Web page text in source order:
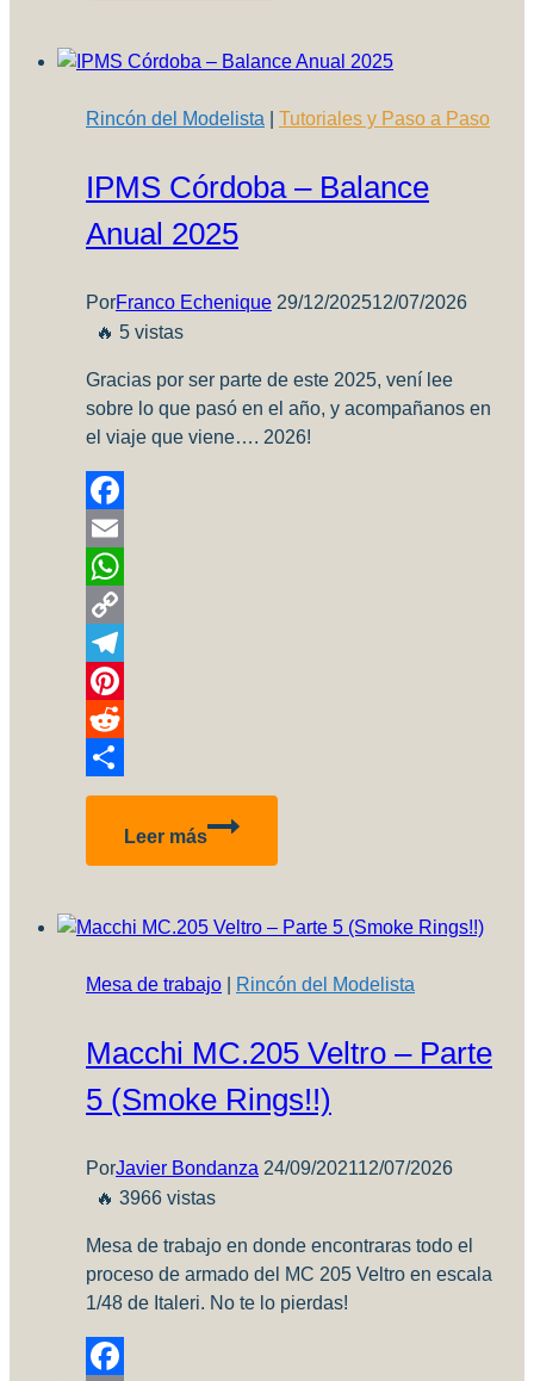
u
Rincón del Modelista
Tutoriales y Paso a Paso
IPMS Córdoba – Balance
Anual 2025
PorFranco Echenique 29/12/202512/07/2026
🔥 5 vistas
Gracias por ser parte de este 2025, vení lee
sobre lo que pasó en el año, y acompañanos en
el viaje que viene…. 2026!
Facebook
Email
WhatsApp
Copy
Link
Telegram
Pinterest
Reddit
Compartir
Leer más
IPMS
Anual
Mesa de trabajo
Rincón del Modelista
Macchi MC.205 Veltro – Parte
5 (Smoke Rings!!)
PorJavier Bondanza 24/09/202112/07/2026
🔥 3966 vistas
Mesa de trabajo en donde encontraras todo el
proceso de armado del MC 205 Veltro en escala
1/48 de Italeri. No te lo pierdas!